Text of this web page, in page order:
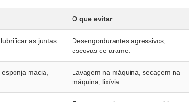
O que evitar
as juntas
Desengordurantes agressivos,
escovas de arame.
macia,
Lavagem na máquina, secagem na
máquina, lixívia.